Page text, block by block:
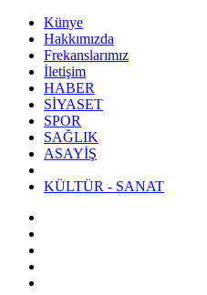
Künye
Hakkımızda
Frekanslarımız
İletişim
HABER
SİYASET
SPOR
SAĞLIK
ASAYİŞ
KÜLTÜR - SANAT